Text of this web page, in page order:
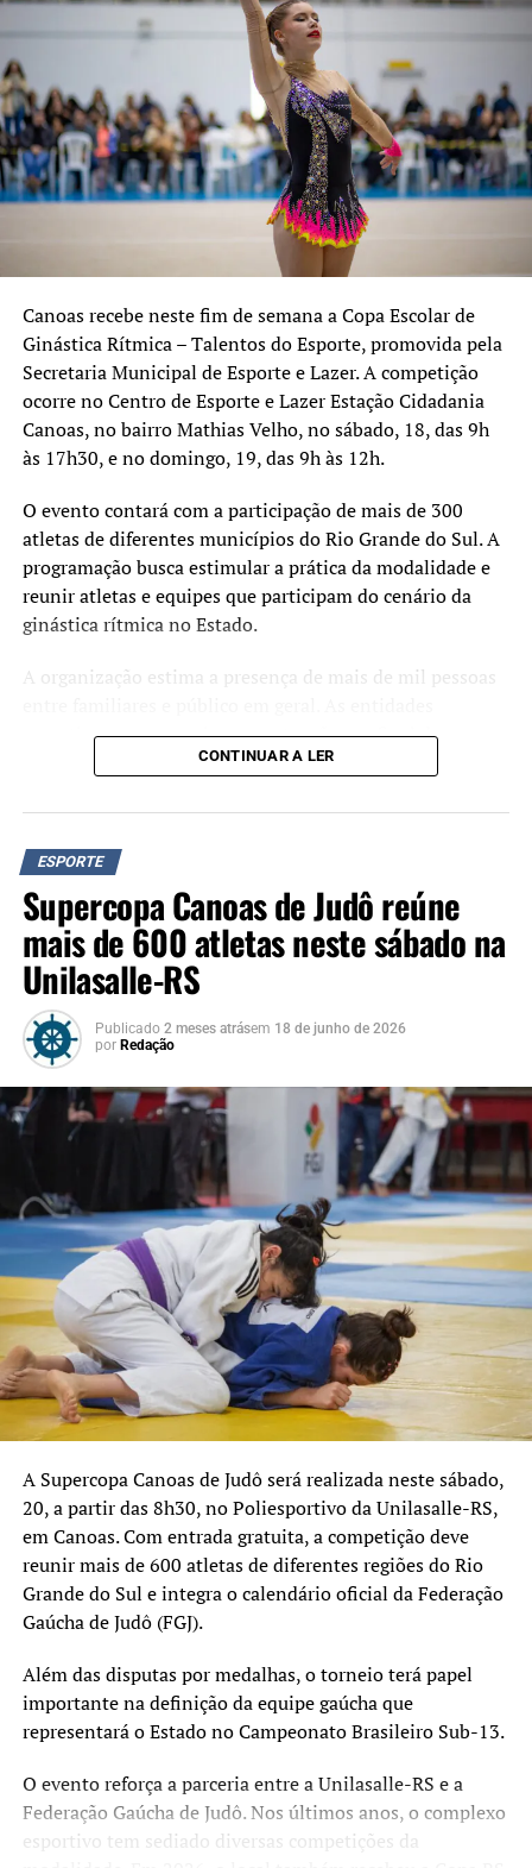
Candelária, 31, bairro Mathias Velho;
Centro de Esporte e Lazer São José – Rua João Leivas de
Carvalho, 541, bairro São José;
Centro de Esporte e Lazer CAIC – Avenida Dezessete de
Abril, 241, bairro Guajuviras;
Praça da Juventude Martin Luther King – Rua Romeu
Morsch, 844, bairro Harmonia;
Parque Esportivo Eduardo Gomes – Avenida Guilherme
Schell, 3600, bairro Fátima, com os Campos 1, 2 e 3.
Canoas recebe neste fim de semana a Copa Escolar de
Ginástica Rítmica – Talentos do Esporte, promovida pela
Secretaria Municipal de Esporte e Lazer. A competição
ocorre no Centro de Esporte e Lazer Estação Cidadania
Canoas, no bairro Mathias Velho, no sábado, 18, das 9h
às 17h30, e no domingo, 19, das 9h às 12h.
O evento contará com a participação de mais de 300
atletas de diferentes municípios do Rio Grande do Sul. A
programação busca estimular a prática da modalidade e
reunir atletas e equipes que participam do cenário da
ginástica rítmica no Estado.
A organização estima a presença de mais de mil pessoas
esportivas com as maiores pontuações ao final da
competição receberão troféus.
O secretário municipal de Esporte e Lazer, Luciano de
Oliveira, afirma que a realização do campeonato faz parte
das ações voltadas ao desenvolvimento esportivo no
município.
“Desenvolvemos um
trabalho contínuo ao longo
da semana com as atletas
que atualmente integram a
elite esportiva e competem
em nível estadual. É uma
grande satisfação sediar
este campeonato e
consolidar Canoas como
uma verdadeira referência
no esporte”, destaca o
secretário municipal de
Esporte e Lazer, Luciano de
Oliveira.
CONTINUAR A LER
ESPORTE
Supercopa Canoas de Judô reúne
mais de 600 atletas neste sábado na
Unilasalle-RS
Publicado 2 meses atrásem 18 de junho de 2026
por Redação
A Supercopa Canoas de Judô será realizada neste sábado,
20, a partir das 8h30, no Poliesportivo da Unilasalle-RS,
em Canoas. Com entrada gratuita, a competição deve
reunir mais de 600 atletas de diferentes regiões do Rio
Grande do Sul e integra o calendário oficial da Federação
Gaúcha de Judô (FGJ).
Além das disputas por medalhas, o torneio terá papel
importante na definição da equipe gaúcha que
representará o Estado no Campeonato Brasileiro Sub-13.
O evento reforça a parceria entre a Unilasalle-RS e a
Federação Gaúcha de Judô. Nos últimos anos, o complexo
esportivo tem sediado diversas competições da